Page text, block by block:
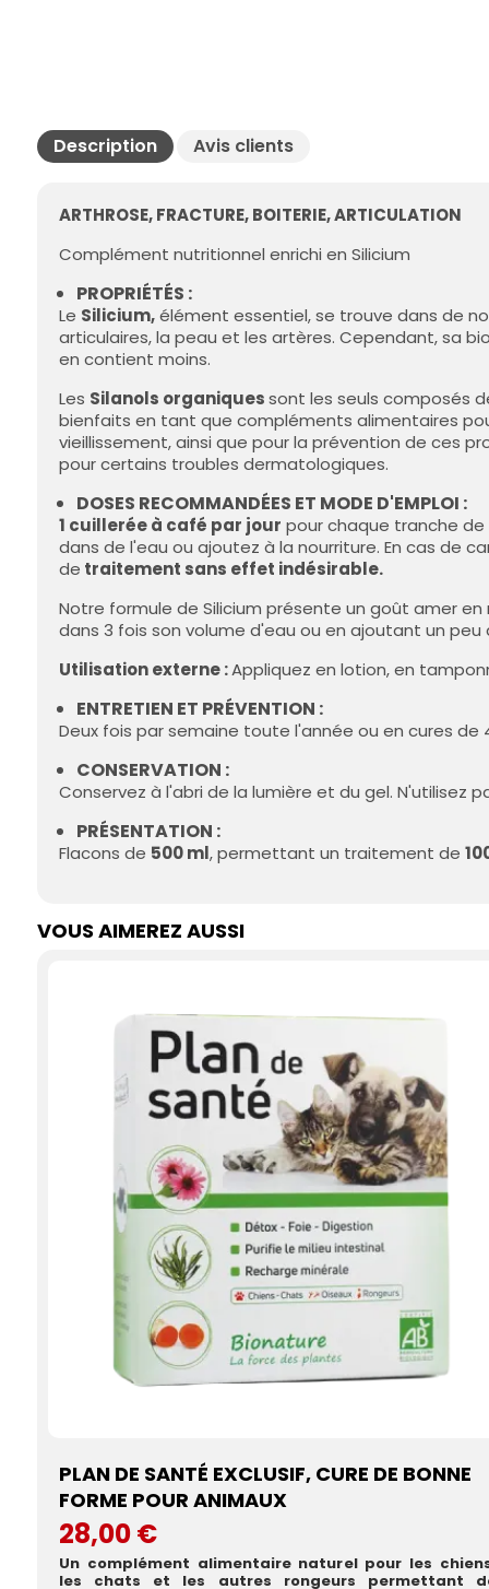
Description Avis clients
ARTHROSE, FRACTURE, BOITERIE, ARTICULATION
Complément nutritionnel enrichi en Silicium
PROPRIÉTÉS :
Le Silicium,élément essentiel, se trouve dans de
articulaires, la peau et les artères. Cependant, sa
en contient moins.
Les Silanols organiquessont les seuls composés
bienfaits en tant que compléments alimentaires
vieillissement, ainsi que pour la prévention de ces
pour certains troubles dermatologiques.
DOSES RECOMMANDÉES ET MODE D'EMPLOI :
1 cuillerée à café par jour pour chaque tranche
dans de l'eau ou ajoutez à la nourriture. En cas de
de traitement sans effet indésirable.
Notre formule de Silicium présente un goût amer
dans 3 fois son volume d'eau ou en ajoutant un peu
Utilisation externe :Appliquez en lotion, en
ENTRETIEN ET PRÉVENTION :
Deux fois par semaine toute l'année ou en cures de
CONSERVATION :
Conservez à l'abri de la lumière et du gel. N'utilisez
PRÉSENTATION :
Flacons de 500 ml, permettant un traitement de
VOUS AIMEREZ AUSSI
PLAN DE SANTÉ EXCLUSIF, CURE DE BONNE
FORME POUR ANIMAUX
28,00 €
Un complément alimentaire naturel pour les
les chats et les autres rongeurs permettant